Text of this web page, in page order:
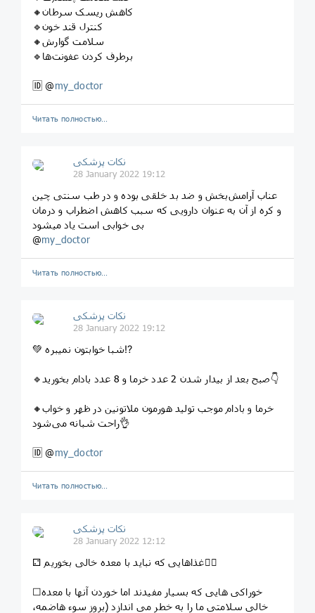
🔸کاهش ریسک سرطان
🔹کنترل قند خون
🔸سلامت گوارش
🔹برطرف کردن عفونت‌ها
🆔 @my_doctor
Читать полностью…
نکات پزشکی
28 January 2022 19:12
عناب آرامش‌بخش و ضد بد خلقی بوده و در طب سنتی چین
و کره از آن به عنوان دارویی که سبب کاهش اضطراب و درمان
بی خوابی است یاد میشود
@my_doctor
Читать полностью…
نکات پزشکی
28 January 2022 19:12
💚 شبا خوابتون نمیبره⁉️
🔹صبح بعد از بیدار شدن 2 عدد خرما و 8 عدد بادام بخورید👇
🔸خرما و بادام موجب تولید هورمون ملاتونین در ظهر و خواب
راحت شبانه می‌شود👌
🆔 @my_doctor
Читать полностью…
نکات پزشکی
28 January 2022 12:12
⚁ غذاهایی که نباید با معده خالی بخوریم☝🏻
☐خوراکی هایی که بسیار مفیدند اما خوردن آنها با معده
خالی سلامتی ما را به خطر می اندازد (بروز سوء هاضمه،